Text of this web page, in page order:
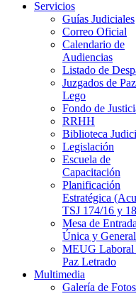
Servicios
Guías Judiciales
Correo Oficial
Calendario de
Audiencias
Listado de
Juzgados de Paz
Lego
Fondo de
RRHH
Biblioteca
Legislación
Escuela de
Capacitación
Planificación
Estratégica
TSJ 174/16 y
Mesa de Entrada
Única y General
MEUG Laboral
Paz Letrado
Multimedia
Galería de Fotos